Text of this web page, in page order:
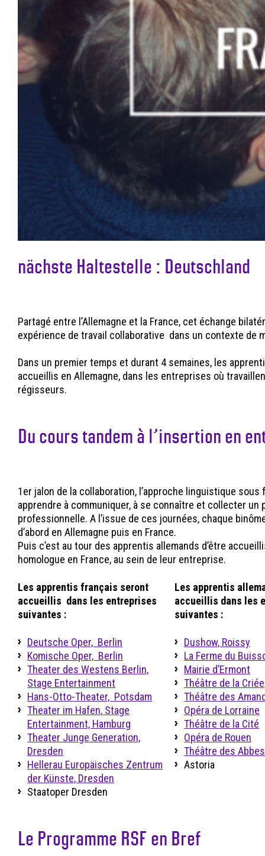
nächste Haltestelle : Deutschland
Partagé entre l’Allemagne et la France, cet échange
expérience de travail collaborative dans un contexte de
Dans un premier temps et durant 4 semaines, les
accueillis en Allemagne, dans les entreprises où
régisseurs.
Du cours tandem à l’insertion en
1er jalon de la collaboration, l’approche linguistique
apprendre à communiquer, à se connaître et collecter un
professionnelle. A l’issue de ces journées, chaque
d’abord en Allemagne puis en France.
Puis c’est au tour des apprentis allemands d’être
homologue en France, au sein de leur entreprise.
Les apprentis français seront
accueillis dans les entreprises
suivantes :
Deutsche Oper, Berlin
Komische Oper, Berlin
Theater des Westens Berlin,
Stage Entertainment
Hans-Otto-Theater, Potsdam
Theater im Hafen, Stage
Entertainment, Hamburg
Theater Junge Generation,
Dresden
Hellerau Europäisches Zentrum
der Künste, Dresden
Staatoper Dresden
Les apprentis
accueillis dans les
suivantes :
Dushow, Roissy
La Ferme du
Mairie d’Ermont
Théâtre de la
Théâtre des
Opéra de Lorraine
Théâtre de la Cité
Opéra de Rouen
Théâtre des
Astoria
Le Programme RSF en Bref